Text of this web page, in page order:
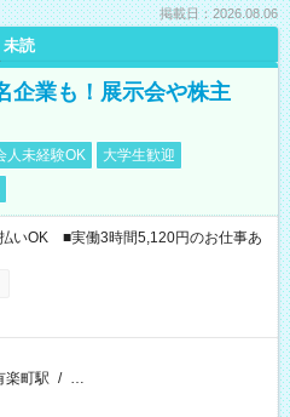
掲載日：2026.08.06
未読
企業も！展示会や株主
人未経験OK
大学生歓迎
いOK ■実働3時間5,120円のお仕事あ
楽町駅 / …